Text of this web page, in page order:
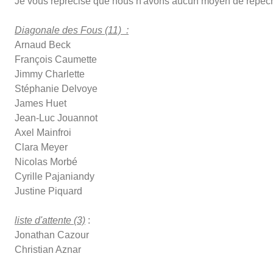
Diagonale des Fous (11) :
Arnaud Beck
François Caumette
Jimmy Charlette
Stéphanie Delvoye
James Huet
Jean-Luc Jouannot
Axel Mainfroi
Clara Meyer
Nicolas Morbé
Cyrille Pajaniandy
Justine Piquard
liste d'attente (3) :
Jonathan Cazour
Christian Aznar